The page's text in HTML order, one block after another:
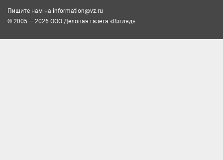
Пишите нам на information@vz.ru
© 2005 — 2026 ООО Деловая газета «Взгляд»